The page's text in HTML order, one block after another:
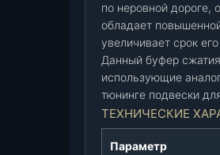
о
д
в
е
с
к
и
по неровной дороге,
обладает
увеличивает срок
Данный буфер
использующие
тюнинге подвески
ТЕХНИЧЕСКИЕ
Параметр